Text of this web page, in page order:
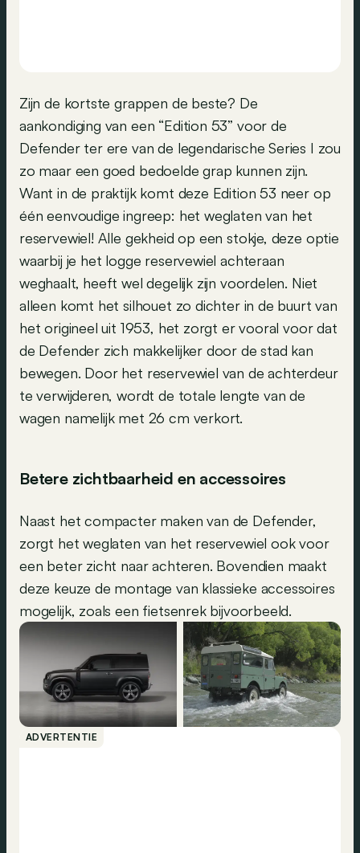
Zijn de kortste grappen de beste? De
aankondiging van een “Edition 53” voor de
Defender ter ere van de legendarische Series I zou
zo maar een goed bedoelde grap kunnen zijn.
Want in de praktijk komt deze Edition 53 neer op
één eenvoudige ingreep: het weglaten van het
reservewiel! Alle gekheid op een stokje, deze optie
waarbij je het logge reservewiel achteraan
weghaalt, heeft wel degelijk zijn voordelen. Niet
alleen komt het silhouet zo dichter in de buurt van
het origineel uit 1953, het zorgt er vooral voor dat
de Defender zich makkelijker door de stad kan
bewegen. Door het reservewiel van de achterdeur
te verwijderen, wordt de totale lengte van de
wagen namelijk met 26 cm verkort.
Betere zichtbaarheid en accessoires
Naast het compacter maken van de Defender,
zorgt het weglaten van het reservewiel ook voor
een beter zicht naar achteren. Bovendien maakt
deze keuze de montage van klassieke accessoires
mogelijk, zoals een fietsenrek bijvoorbeeld.
ADVERTENTIE